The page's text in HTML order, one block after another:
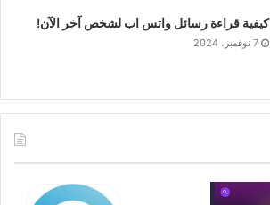
كيفية قراءة رسائل واتس اب لشخص آخر الآن!
7 نوفمبر، 2024